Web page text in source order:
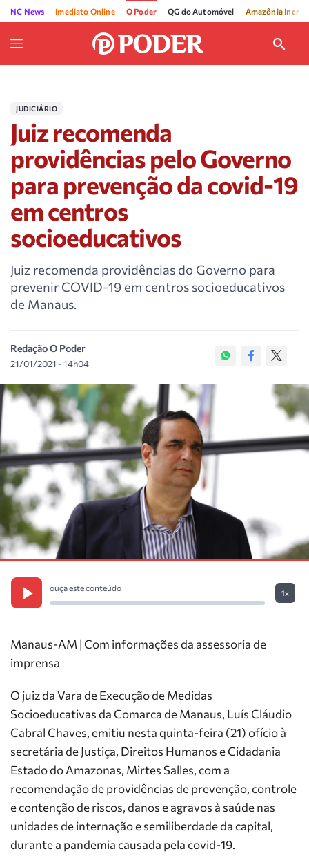
NC News Imediato Online O Poder QG do Automóvel Amazônia
JUDICIÁRIO
Juiz recomenda
providências pelo Governo
para prevenção da covid-19
em centros
socioeducativos
Juiz recomenda providências do Governo para
prevenir COVID-19 em centros socioeducativos
de Manaus.
Redação O Poder
21/01/2021 - 14h04
ouça este conteúdo
1x
Manaus-AM | Com informações da assessoria de
imprensa
O juiz da Vara de Execução de Medidas
Socioeducativas da Comarca de Manaus, Luís Cláudio
Cabral Chaves, emitiu nesta quinta-feira (21) ofício à
secretária de Justiça, Direitos Humanos e Cidadania
Estado do Amazonas, Mirtes Salles, com a
recomendação de providências de prevenção, controle
e contenção de riscos, danos e agravos à saúde nas
unidades de internação e semiliberdade da capital,
durante a pandemia causada pela covid-19.